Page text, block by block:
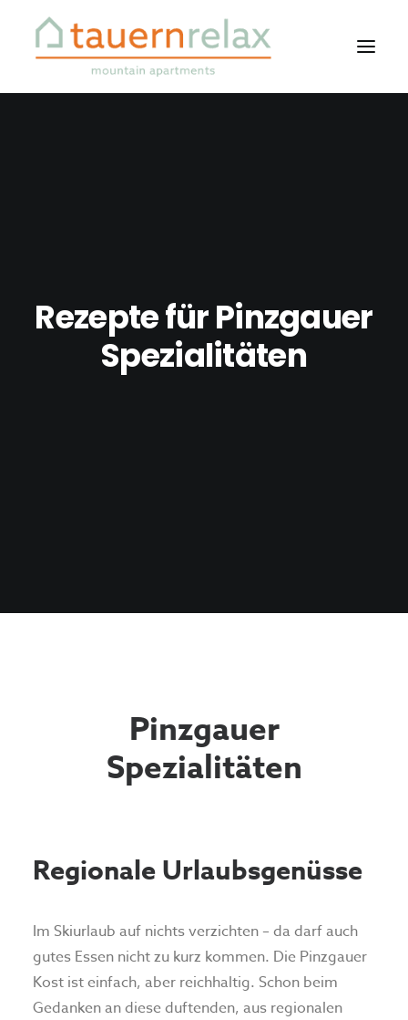
Rezepte für Pinzgauer
Spezialitäten
Pinzgauer
Spezialitäten
Regionale Urlaubsgenüsse
Im Skiurlaub auf nichts verzichten – da darf auch
gutes Essen nicht zu kurz kommen. Die Pinzgauer
Kost ist einfach, aber reichhaltig. Schon beim
Gedanken an diese duftenden, aus regionalen